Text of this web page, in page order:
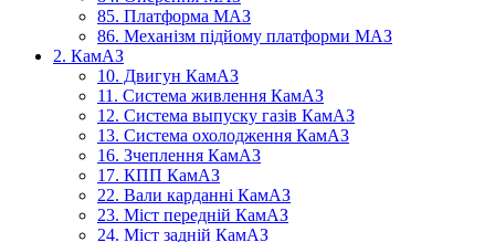
85. Платформа МАЗ
86. Механізм підйому платформи МАЗ
2. КамАЗ
10. Двигун КамАЗ
11. Система живлення КамАЗ
12. Система выпуску газів КамАЗ
13. Система охолодження КамАЗ
16. Зчеплення КамАЗ
17. КПП КамАЗ
22. Вали карданні КамАЗ
23. Міст передній КамАЗ
24. Міст задній КамАЗ